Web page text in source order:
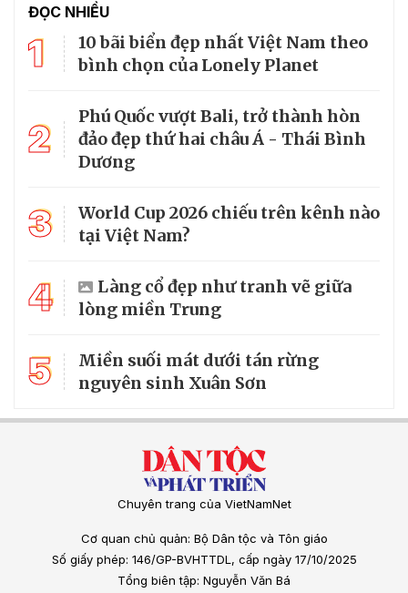
ĐỌC NHIỀU
1
10 bãi biển đẹp nhất Việt Nam theo
bình chọn của Lonely Planet
2
Phú Quốc vượt Bali, trở thành hòn
đảo đẹp thứ hai châu Á - Thái Bình
Dương
3
World Cup 2026 chiếu trên kênh nào
tại Việt Nam?
4
Làng cổ đẹp như tranh vẽ giữa
lòng miền Trung
5
Miền suối mát dưới tán rừng
nguyên sinh Xuân Sơn
Chuyên trang của VietNamNet
Cơ quan chủ quản: Bộ Dân tộc và Tôn giáo
Số giấy phép: 146/GP-BVHTTDL, cấp ngày 17/10/2025
Tổng biên tập: Nguyễn Văn Bá